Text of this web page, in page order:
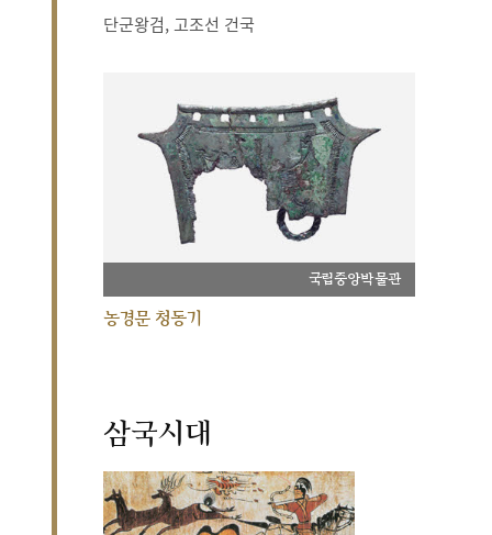
단군왕검, 고조선 건국
국립중앙박물관
농경문 청동기
삼국시대